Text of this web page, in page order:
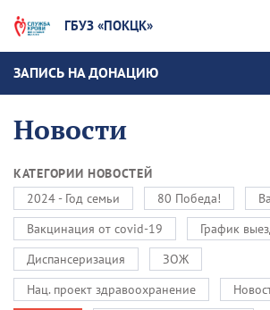
ГБУЗ «ПОКЦК»
ЗАПИСЬ НА ДОНАЦИЮ
Новости
КАТЕГОРИИ НОВОСТЕЙ
2024 - Год семьи
80 Победа!
Вакцинация от covid-19
График
Диспансеризация
ЗОЖ
Нац. проект здравоохранение